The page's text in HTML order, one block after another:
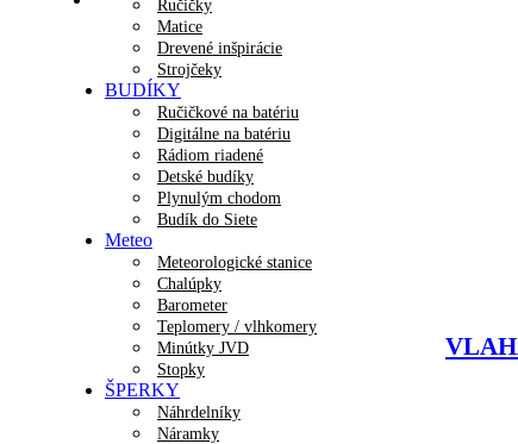
Ručičky
Matice
Drevené inšpirácie
Strojčeky
BUDÍKY
Ručičkové na batériu
Digitálne na batériu
Rádiom riadené
Detské budíky
Plynulým chodom
Budík do Siete
Meteo
Meteorologické stanice
Chalúpky
Barometer
Teplomery / vlhkomery
Minútky JVD
Stopky
ŠPERKY
Náhrdelníky
Náramky